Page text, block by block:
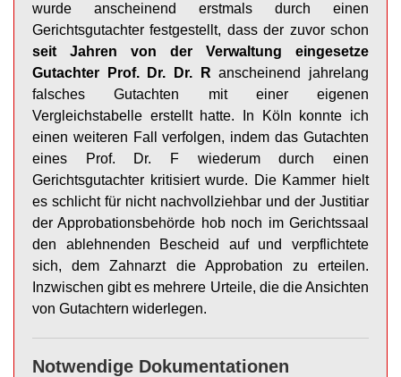
wurde anscheinend erstmals durch einen
Gerichtsgutachter festgestellt, dass der zuvor schon
seit Jahren von der Verwaltung eingesetze
Gutachter Prof. Dr. Dr. R anscheinend jahrelang
falsches Gutachten mit einer eigenen
Vergleichstabelle erstellt hatte. In Köln konnte ich
einen weiteren Fall verfolgen, indem das Gutachten
eines Prof. Dr. F wiederum durch einen
Gerichtsgutachter kritisiert wurde. Die Kammer hielt
es schlicht für nicht nachvollziehbar und der Justitiar
der Approbationsbehörde hob noch im Gerichtssaal
den ablehnenden Bescheid auf und verpflichtete
sich, dem Zahnarzt die Approbation zu erteilen.
Inzwischen gibt es mehrere Urteile, die die Ansichten
von Gutachtern widerlegen.
Notwendige Dokumentationen